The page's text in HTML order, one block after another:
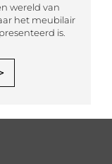
wereld van
het meubilair
is.